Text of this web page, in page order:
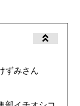
ずみさん